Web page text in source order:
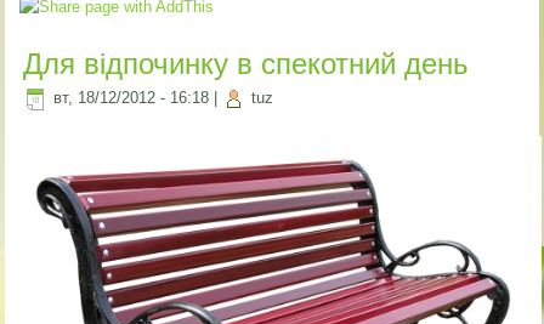
Для відпочинку в спекотний день
вт, 18/12/2012 - 16:18 tuz